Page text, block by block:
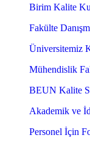
Birim Kalite
Fakülte
Üniversitemiz
Mühendislik
BEUN Kalite
Akademik ve
Personel İçin